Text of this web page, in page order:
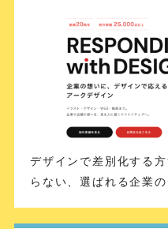
デザインで差別化する
らない、選ばれる企業